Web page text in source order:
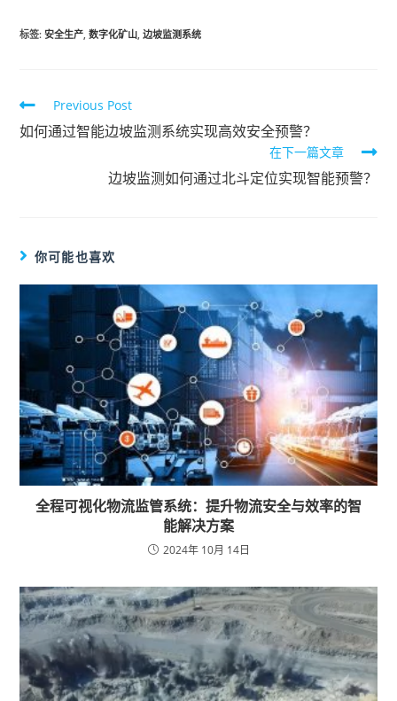
标签:安全生产 数字化矿山 边坡监测系统
Previous Post
如何通过智能边坡监测系统实现高效安全预警？
在下一篇文章
边坡监测如何通过北斗定位实现智能预警？
你可能也喜欢
全程可视化物流监管系统：提升物流安全与效率的智
能解决方案
2024年 10月 14日